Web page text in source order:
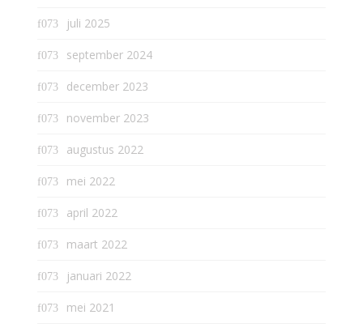
juli 2025
september 2024
december 2023
november 2023
augustus 2022
mei 2022
april 2022
maart 2022
januari 2022
mei 2021